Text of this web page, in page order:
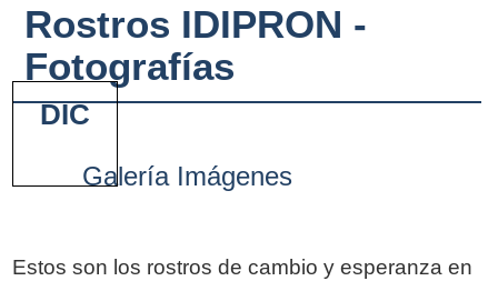
Rostros IDIPRON -
Fotografías
Galería Imágenes
Estos son los rostros de cambio y esperanza en
DIC